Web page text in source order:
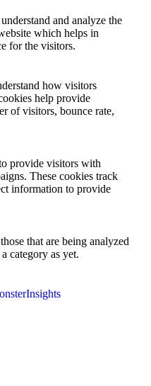
and analyze the
which helps in
for the visitors.
how visitors
help provide
of visitors, bounce rate,
provide visitors with
These cookies track
information to provide
that are being analyzed
category as yet.